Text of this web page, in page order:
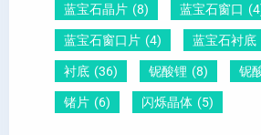
蓝宝石晶片 (8) 蓝宝石窗口
蓝宝石窗口片 (4) 蓝宝石衬底
衬底 (36) 铌酸锂 (8) 铌
锗片 (6) 闪烁晶体 (5)